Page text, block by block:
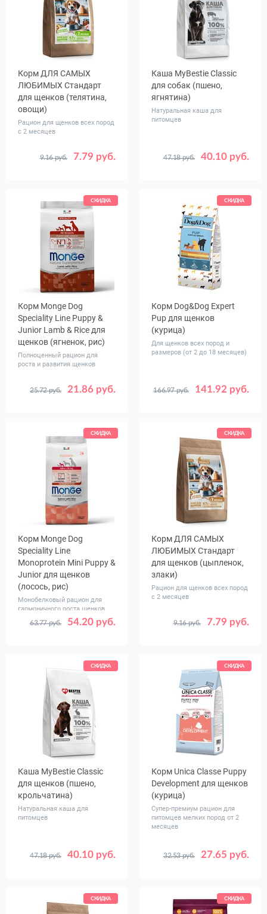
Корм ДЛЯ САМЫХ
ЛЮБИМЫХ Стандарт
для щенков (телятина,
овощи)
Рацион для щенков всех пород
с 2 месяцев
7.79 руб.
9.16 руб.
Вес, кг 0.6 2.5
Каша MуBestie Classic
для собак (пшено,
ягнятина)
Натуральная каша для
питомцев
40.10 руб.
47.18 руб.
Вес, кг 1 5
СКИДКА
Корм Monge Dog
Speciality Line Puppy &
Junior Lamb & Rice для
щенков (ягненок, рис)
Полноценный рацион для
роста и развития щенков
21.86 руб.
25.72 руб.
Вес, кг 0.8 2.5 12
СКИДКА
Корм Dog&Dog Expert
Pup для щенков
(курица)
Для щенков всех пород и
размеров (от 2 до 18 месяцев)
141.92 руб.
166.97 руб.
Вес, кг 20
СКИДКА
Корм Monge Dog
Speciality Line
Monoprotein Mini Puppy &
Junior для щенков
(лосось, рис)
Монобелковый рацион для
гармоничного роста щенков
54.20 руб.
63.77 руб.
Вес, кг 2.5 7.5
СКИДКА
Корм ДЛЯ САМЫХ
ЛЮБИМЫХ Стандарт
для щенков (цыпленок,
злаки)
Рацион для щенков всех пород
с 2 месяцев
7.79 руб.
9.16 руб.
Вес, кг 0.6 2.5
СКИДКА
Каша MуBestie Classic
для щенков (пшено,
крольчатина)
Натуральная каша для
питомцев
40.10 руб.
47.18 руб.
Вес, кг 1 5
СКИДКА
Корм Unica Classe Puppy
Development для щенков
(курица)
Супер-премиум рацион для
питомцев мелких пород от 2
месяцев
27.65 руб.
32.53 руб.
Вес, кг 2
СКИДКА СКИДКА